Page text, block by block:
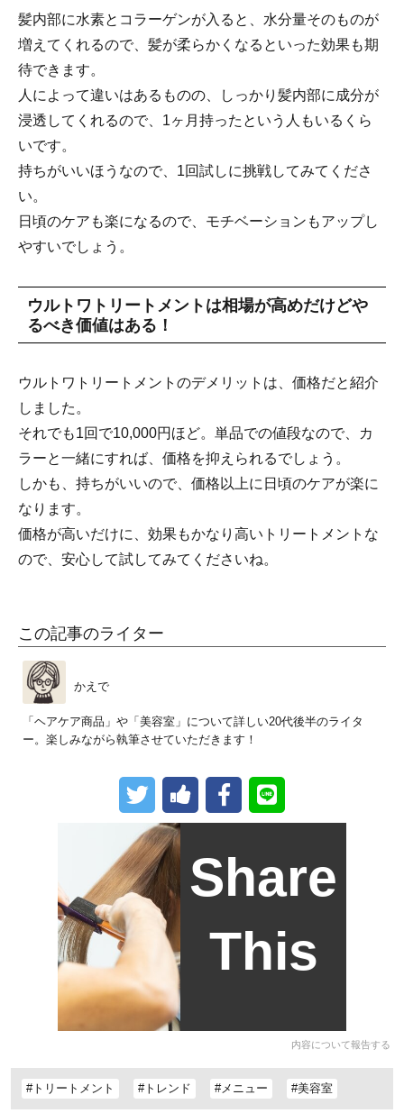
髪内部に水素とコラーゲンが入ると、水分量そのものが
増えてくれるので、髪が柔らかくなるといった効果も期
待できます。
人によって違いはあるものの、しっかり髪内部に成分が
浸透してくれるので、1ヶ月持ったという人もいるくら
いです。
持ちがいいほうなので、1回試しに挑戦してみてくださ
い。
日頃のケアも楽になるので、モチベーションもアップし
やすいでしょう。
ウルトワトリートメントは相場が高めだけどや
るべき価値はある！
ウルトワトリートメントのデメリットは、価格だと紹介
しました。
それでも1回で10,000円ほど。単品での値段なので、カ
ラーと一緒にすれば、価格を抑えられるでしょう。
しかも、持ちがいいので、価格以上に日頃のケアが楽に
なります。
価格が高いだけに、効果もかなり高いトリートメントな
ので、安心して試してみてくださいね。
この記事のライター
かえで
「ヘアケア商品」や「美容室」について詳しい20代後半のライタ
ー。楽しみながら執筆させていただきます！
Share
This
内容について報告する
#トリートメント #トレンド #メニュー #美容室